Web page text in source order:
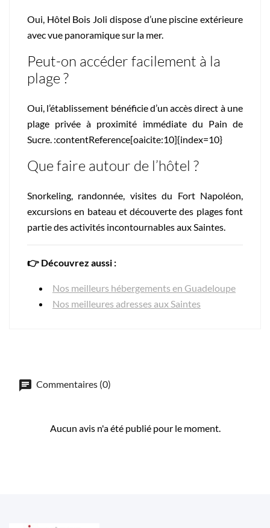
Oui, Hôtel Bois Joli dispose d’une piscine extérieure
avec vue panoramique sur la mer.
Peut-on accéder facilement à la
plage ?
Oui, l’établissement bénéficie d’un accès direct à une
plage privée à proximité immédiate du Pain de
Sucre. :contentReference[oaicite:10]{index=10}
Que faire autour de l’hôtel ?
Snorkeling, randonnée, visites du Fort Napoléon,
excursions en bateau et découverte des plages font
partie des activités incontournables aux Saintes.
👉 Découvrez aussi :
Nos meilleurs hébergements en Guadeloupe
Nos meilleures adresses aux Saintes
Commentaires (0)
Aucun avis n'a été publié pour le moment.